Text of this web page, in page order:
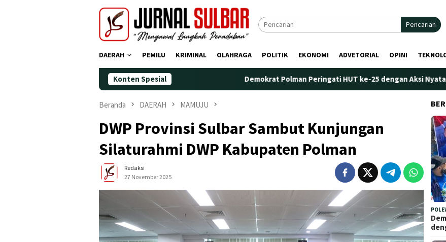
Pencarian
DAERAH PEMILU KRIMINAL OLAHRAGA POLITIK EKONOMI ADVETORIAL OPINI
Konten Spesial Demokrat Polman Peringati HUT ke-25 dengan Aksi Nyata di Pantai
Beranda DAERAH MAMUJU
DWP Provinsi Sulbar Sambut Kunjungan
Silaturahmi DWP Kabupaten Polman
Redaksi
27 November 2025